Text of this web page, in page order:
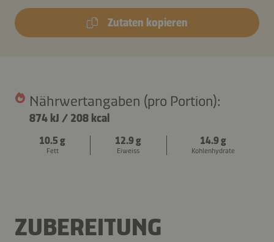
Zutaten kopieren
Nährwertangaben (pro Portion):
874 kJ / 208 kcal
10.5 g
Fett
12.9 g
Eiweiss
14.9 g
Kohlenhydrate
ZUBEREITUNG